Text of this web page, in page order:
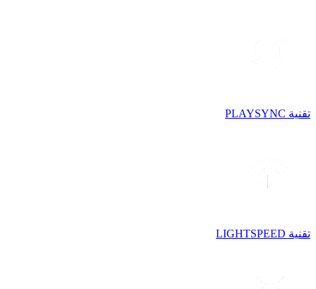
تقنية PLAYSYNC
تقنية LIGHTSPEED